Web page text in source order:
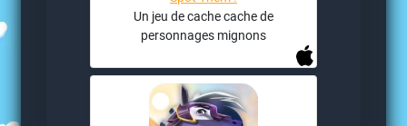
Un jeu de cache cache de
personnages mignons